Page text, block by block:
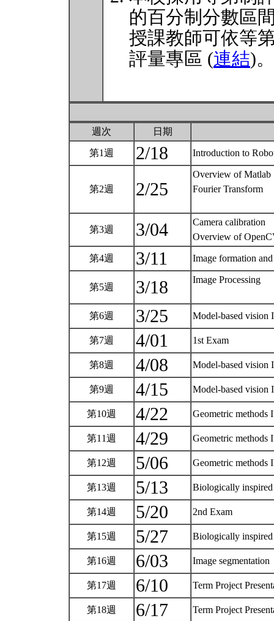
的百分制分數區
授課教師可依等
評量專區 (連結)。
週次 日期
第1週 2/18 Introduction to
第2週 2/25
Overview of Matlab
Fourier Transform
第3週 3/04
Camera calibration
Overview of
第4週 3/11 Image formation
第5週 3/18 Image Processing
第6週 3/25 Model-based vision
第7週 4/01 1st Exam
第8週 4/08 Model-based vision
第9週 4/15 Model-based
第10週 4/22 Geometric methods
第11週 4/29 Geometric methods
第12週 5/06 Geometric methods
第13週 5/13 Biologically
第14週 5/20 2nd Exam
第15週 5/27 Biologically
第16週 6/03 Image segmentation
第17週 6/10 Term Project
第18週 6/17 Term Project